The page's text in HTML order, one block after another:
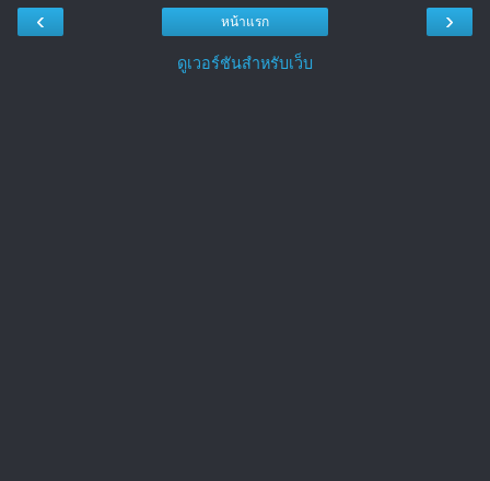
‹ ›
หน้าแรก
ดูเวอร์ชันสำหรับเว็บ